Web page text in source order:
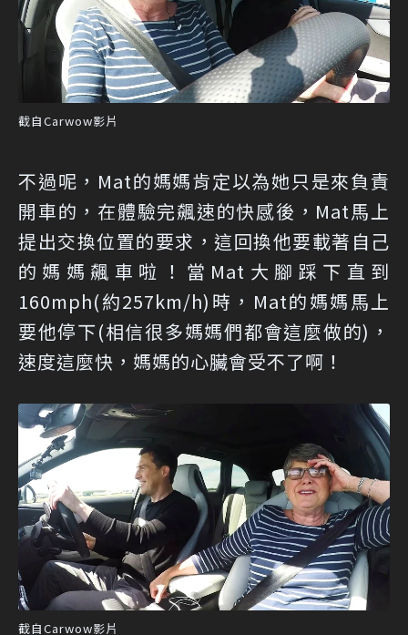
截自Carwow影片
不過呢，Mat的媽媽肯定以為她只是來負責
開車的，在體驗完飆速的快感後，Mat馬上
提出交換位置的要求，這回換他要載著自己
的媽媽飆車啦！當Mat大腳踩下直到
160mph(約257km/h)時，Mat的媽媽馬上
要他停下(相信很多媽媽們都會這麼做的)，
速度這麼快，媽媽的心臟會受不了啊！
截自Carwow影片